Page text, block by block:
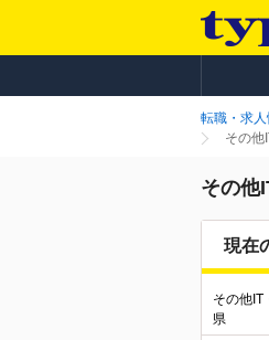
転職・求
その他
その他
現在
その他IT
県